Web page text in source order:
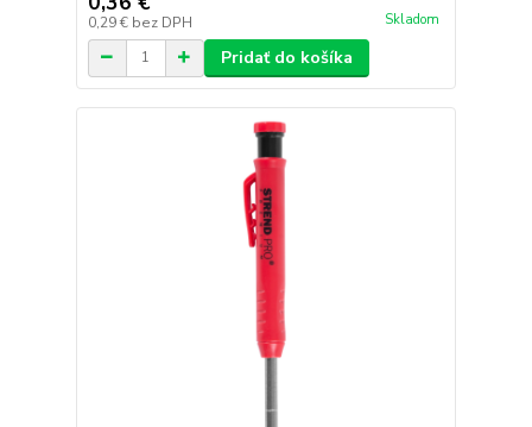
0,29 € bez DPH Skladom
Pridať do košíka